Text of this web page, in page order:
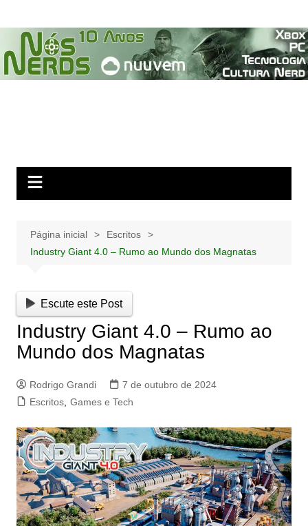
para
conteúdo
Página inicial
Escritos
Industry Giant 4.0 – Rumo ao Mundo dos Magnatas
Escute este Post
Industry Giant 4.0 – Rumo ao
Mundo dos Magnatas
Rodrigo Grandi
7 de outubro de 2024
Escritos, Games e Tech